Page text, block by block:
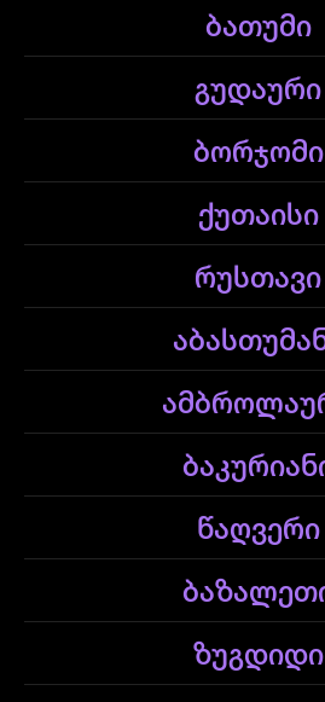
ბათუმი
გუდაური
ბორჯომი
ქუთაისი
რუსთავი
წაღვერი
ზუგდიდი